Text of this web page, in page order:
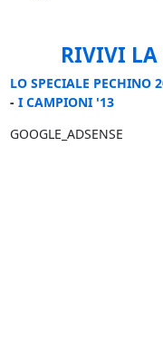
RIVIVI LA
LO SPECIALE PECHINO
- I CAMPIONI '13
GOOGLE_ADSENSE